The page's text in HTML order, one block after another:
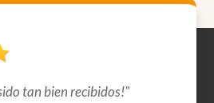
tan bien recibidos!"